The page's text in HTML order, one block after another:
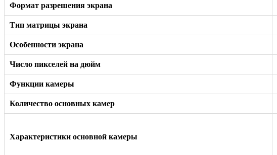
Формат разрешения экрана
Тип матрицы экрана
Особенности экрана
Число пикселей на дюйм
Функции камеры
Количество основных камер
Характеристики основной камеры